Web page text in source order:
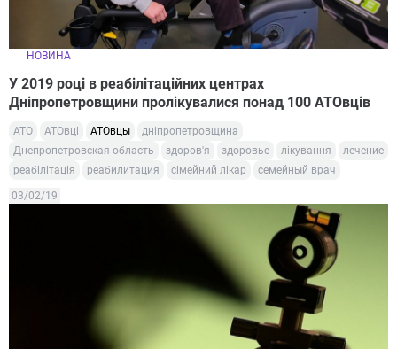
НОВИНА
У 2019 році в реабілітаційних центрах
Дніпропетровщини пролікувалися понад 100 АТОвців
АТО АТОвці АТОвцы
дніпропетровщина
Днепропетровская область
здоров'я здоровье лікування
лечение
реабілітація
реабилитация сімейний лікар семейный врач
03/02/19